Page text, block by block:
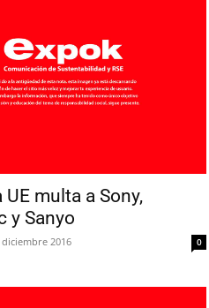
UE multa a Sony,
y Sanyo
diciembre 2016 0